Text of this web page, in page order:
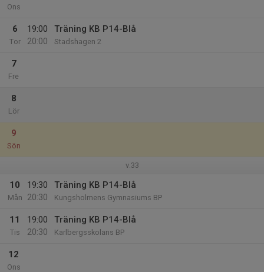
Ons
6
Tor
19:00
20:00
Träning KB P14-Blå
Stadshagen 2
7
Fre
8
Lör
9
Sön
v.33
10
Mån
19:30
20:30
Träning KB P14-Blå
Kungsholmens Gymnasiums BP
11
Tis
19:00
20:30
Träning KB P14-Blå
Karlbergsskolans BP
12
Ons